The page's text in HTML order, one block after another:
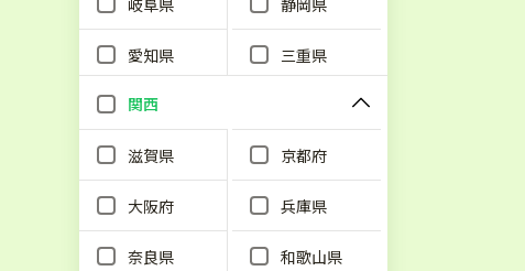
岐阜県 静岡県
愛知県 三重県
関西
滋賀県 京都府
大阪府 兵庫県
奈良県 和歌山県